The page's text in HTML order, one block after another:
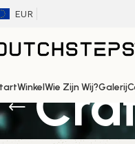
EUR
WinkelWie Zijn Wij?Galerij